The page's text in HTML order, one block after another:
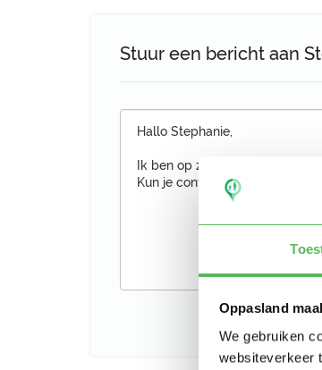
Oppasland
We gebruiken
websiteverkeer
Stuur een bericht aan